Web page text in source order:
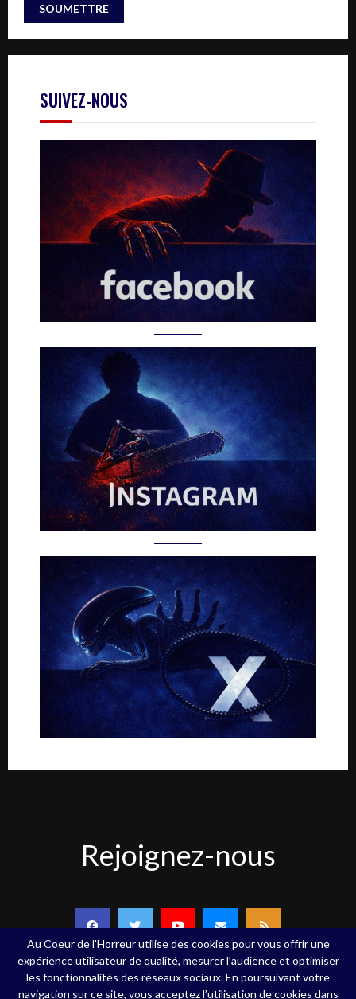
SUIVEZ-NOUS
nous
Rejoignez-nous
Au Coeur de l'Horreur utilise des cookies pour vous offrir une
expérience utilisateur de qualité, mesurer l’audience et optimiser
les fonctionnalités des réseaux sociaux. En poursuivant votre
navigation sur ce site, vous acceptez l’utilisation de cookies dans